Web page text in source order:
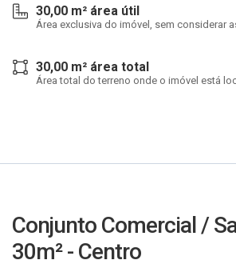
30,00 m² área útil
Área exclusiva do imóvel, sem considerar
30,00 m² área total
Área total do terreno onde o imóvel está
Conjunto Comercial /
30m² - Centro